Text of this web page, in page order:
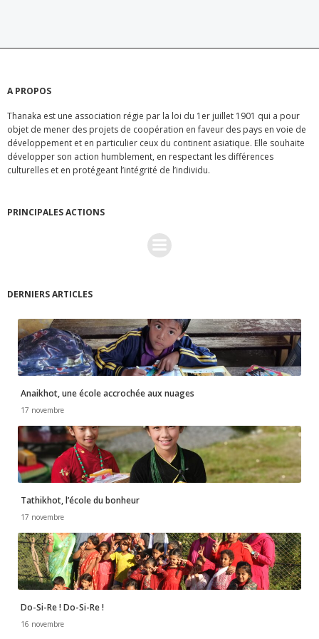
A PROPOS
Thanaka est une association régie par la loi du 1er juillet 1901 qui a pour
objet de mener des projets de coopération en faveur des pays en voie de
développement et en particulier ceux du continent asiatique. Elle souhaite
développer son action humblement, en respectant les différences
culturelles et en protégeant l’intégrité de l’individu.
PRINCIPALES ACTIONS
DERNIERS ARTICLES
Anaikhot, une école accrochée aux nuages
17 novembre
Tathikhot, l’école du bonheur
17 novembre
Do-Si-Re ! Do-Si-Re !
16 novembre